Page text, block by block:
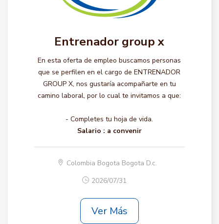
Entrenador group x
En esta oferta de empleo buscamos personas
que se perfilen en el cargo de ENTRENADOR
GROUP X, nos gustaría acompañarte en tu
camino laboral, por lo cual te invitamos a que:
- Completes tu hoja de vida.
Salario : a convenir
Colombia Bogota Bogota D.c.
2026/07/31
Ver Más